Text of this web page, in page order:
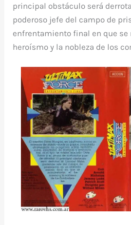
principal obstáculo será
poderoso jefe del campo de
enfrentamiento final en que se
heroísmo y la nobleza de los